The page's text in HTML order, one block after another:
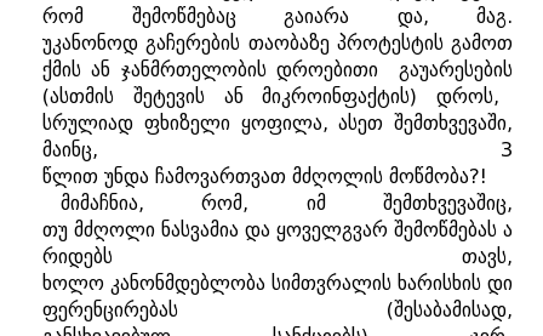
რომ
შემოწმებაც გაიარა და, მაგ.
უკანონოდ გაჩერების თაობაზე პროტესტის გამოთ
ქმის ან ჯანმრთელობის დროებითი
გაუარესების
(ასთმის შეტევის ან მიკროინფაქტის)დროს,
სრულიად ფხიზელი ყოფილა,ასეთ შემთხვევაში,
მაინც, 3
წლით უნდა ჩამოვართვათ მძღოლის მოწმობა?!
მიმაჩნია,რომ, იმ შემთხვევაშიც,
თუ მძღოლი ნასვამია და ყოველგვარ შემოწმებას ა
რიდებს
თავს,
ხოლო კანონმდებლობა სიმთვრალის ხარისხის დი
ფერენცირებას (შესაბამისად,